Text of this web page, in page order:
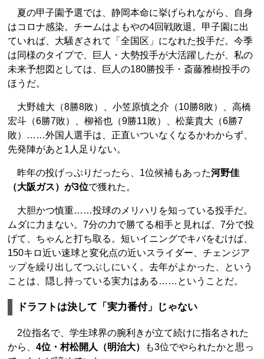
夏の甲子園予選では、静岡本命に挙げられながら、自身
はコロナ感染。チームはよもやの4回戦敗退。甲子園に出
ていれば、大騒ぎされて「全国区」になれた投手だ。今季
は同様のタイプで、巨人・大勢投手が大活躍したが、私の
未来予想図としては、巨人の180勝投手・斎藤雅樹投手の
ほうだ。
大野雄大（8勝8敗）、小笠原慎之介（10勝8敗）、高橋
宏斗（6勝7敗）、柳裕也（9勝11敗）、松葉貴大（6勝7
敗）……外国人選手は、正直いついなくなるかわからず、
先発陣があと1人足りない。
昨年の投げっぷりだったら、1位候補もあった河野佳
（大阪ガス）が3位で獲れた。
大胆かつ慎重……投球のメリハリを知っている投手だ。
ムダに力まない。7分の力で勝てる相手と見れば、7分で投
げて、ちゃんと打ち取る。短いイニングでキバをむけば、
150キロ近い速球と変化点の近いスライダー、チェンジア
ップを繰り出してつぶしにいく。去年がよかった、という
ことは、隠し持っている実力はある……ということだ。
ドラフトは決して「実力番付」じゃない
2位指名で、学生球界の腕利きが立て続けに指名された
から、 4位・村松開人（明治大）
も3位でやられたかと思っ